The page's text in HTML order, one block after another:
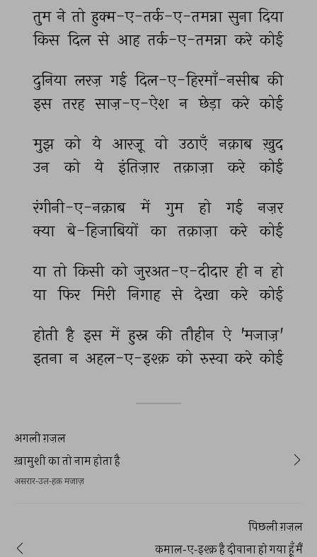
तुम ने तो हुक्म-ए-तर्क-ए-तमन्ना सुना दिया
किस दिल से आह तर्क-ए-तमन्ना करे कोई
दुनिया लरज़ गई दिल-ए-हिरमाँ-नसीब की
इस तरह साज़-ए-ऐश न छेड़ा करे कोई
मुझ को ये आरज़ू वो उठाएँ नक़ाब ख़ुद
उन
को ये इंतिज़ार तक़ाज़ा करे कोई
रंगीनी-ए-नक़ाब में गुम हो गई
नज़र
क्या बे-हिजाबियों का तक़ाज़ा करे कोई
या तो किसी को जुरअत-ए-दीदार ही न हो
या फिर मिरी निगाह से देखा करे कोई
होती है इस में हुस्न की तौहीन ऐ 'मजाज़'
इतना न अहल-ए-इश्क़ को रुस्वा करे कोई
अगली ग़ज़ल
ख़ामुशी का तो नाम होता है
असरार-उल-हक़ मजाज़
पिछली ग़ज़ल
कमाल-ए-इश्क़ है दीवाना हो गया हूँ मैं